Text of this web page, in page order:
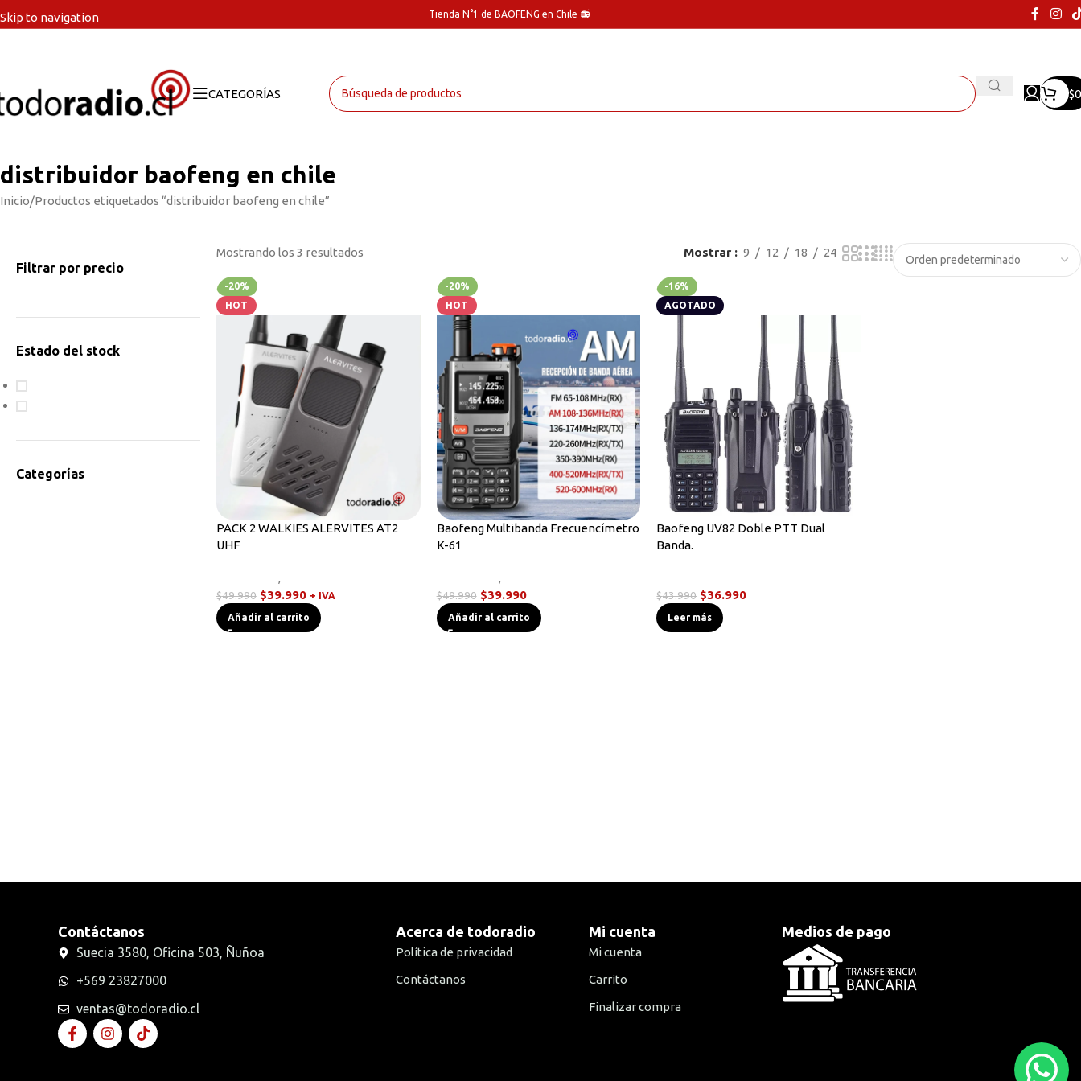
Skip to navigation
Tienda N°1 de BAOFENG en Chile 📻
CATEGORÍAS $0
distribuidor baofeng en chile
Inicio Productos etiquetados “distribuidor baofeng en chile”
Filtrar por precio
Estado del stock
Categorías
Mostrando los 3 resultados Mostrar 9 12 18 24
-20%
HOT
PACK 2 WALKIES ALERVITES AT2
UHF
,
$49.990 $39.990 + IVA
Añadir al carrito
-20%
HOT
Baofeng Multibanda Frecuencímetro
K-61
,
$49.990 $39.990
Añadir al carrito
-16%
AGOTADO
Baofeng UV82 Doble PTT Dual
Banda.
$43.990 $36.990
Leer más
Contáctanos
Suecia 3580, Oficina 503, Ñuñoa
+569 23827000
ventas@todoradio.cl
Acerca de todoradio
Política de privacidad
Contáctanos
Mi cuenta
Mi cuenta
Carrito
Finalizar compra
Medios de pago